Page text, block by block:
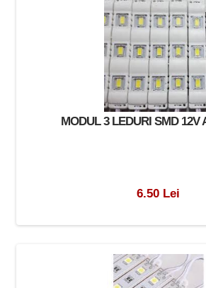
MODUL 3 LEDURI SMD 12V
6.50 Lei